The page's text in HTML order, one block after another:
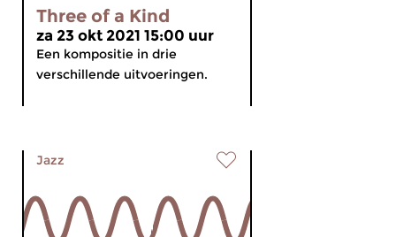
Three of a Kind
za 23 okt 2021 15:00 uur
Een kompositie in drie
verschillende uitvoeringen.
Jazz